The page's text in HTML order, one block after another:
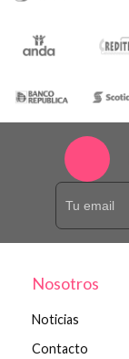
Nosotros
Noticias
Contacto